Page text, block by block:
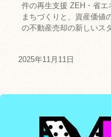
件の再生支援 ZEH・省
まちづくりと、資産価値
の不動産売却の新しいス
2025年11月11日